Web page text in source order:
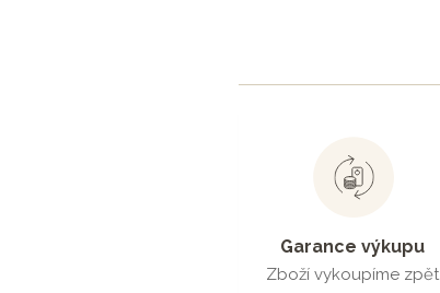
Garance výkupu
Zboží vykoupíme zpět